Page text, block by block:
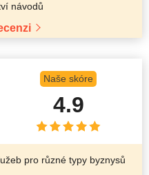
návodů
Naše skóre
4.9
pro různé typy byznysů